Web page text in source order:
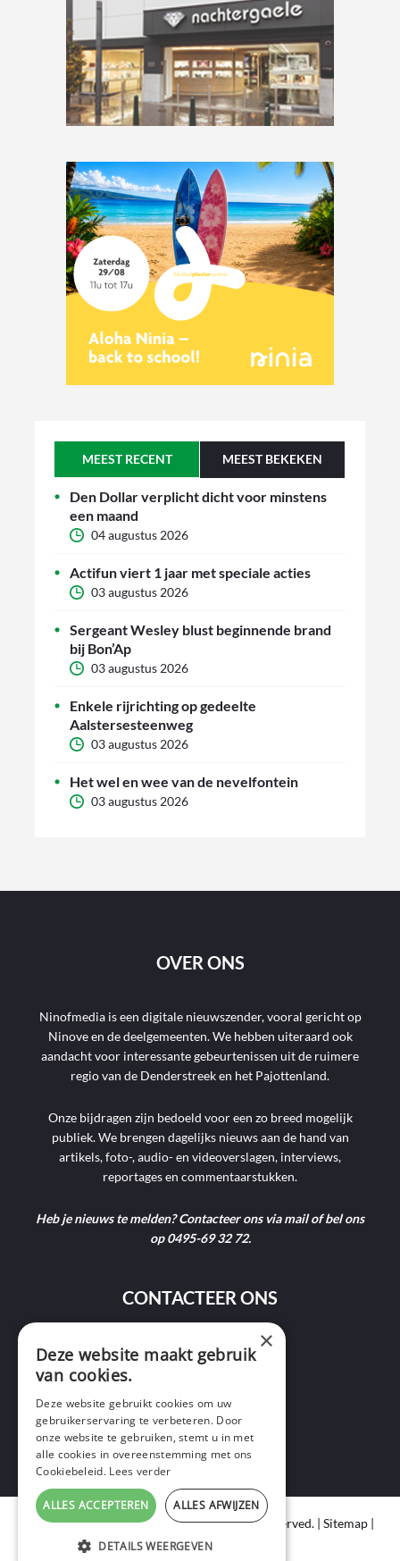
MEEST RECENT MEEST BEKEKEN
Den Dollar verplicht dicht voor minstens
een maand
04 augustus 2026
Actifun viert 1 jaar met speciale acties
03 augustus 2026
Sergeant Wesley blust beginnende brand
bij Bon’Ap
03 augustus 2026
Enkele rijrichting op gedeelte
Aalstersesteenweg
03 augustus 2026
Het wel en wee van de nevelfontein
03 augustus 2026
OVER ONS
Ninofmedia is een digitale nieuwszender, vooral gericht op
Ninove en de deelgemeenten. We hebben uiteraard ook
aandacht voor interessante gebeurtenissen uit de ruimere
regio van de Denderstreek en het Pajottenland.
Onze bijdragen zijn bedoeld voor een zo breed mogelijk
publiek. We brengen dagelijks nieuws aan de hand van
artikels, foto-, audio- en videoverslagen, interviews,
reportages en commentaarstukken.
Heb je nieuws te melden? Contacteer ons via mail of bel ons
op 0495-69 32 72.
CONTACTEER ONS
9400 Ninove
+32 495 69 32 72
Copyright © 2020 Ninof Media. All Rights Reserved. | Sitemap|
Cookie Policy|Privacy Policy
×
Deze website maakt gebruik
van cookies.
Deze website gebruikt cookies om uw
gebruikerservaring te verbeteren. Door
onze website te gebruiken, stemt u in met
alle cookies in overeenstemming met ons
Cookiebeleid. Lees verder
ALLES ACCEPTEREN ALLES AFWIJZEN
DETAILS WEERGEVEN